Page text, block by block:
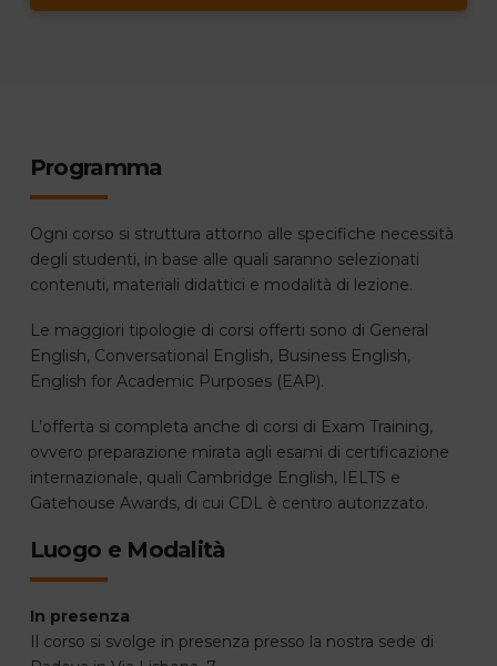
Programma
Ogni corso si struttura attorno alle specifiche necessità
degli studenti, in base alle quali saranno selezionati
contenuti, materiali didattici e modalità di lezione.
Le maggiori tipologie di corsi offerti sono di General
English, Conversational English, Business English,
English for Academic Purposes (EAP).
L’offerta si completa anche di corsi di Exam Training,
ovvero preparazione mirata agli esami di certificazione
internazionale, quali Cambridge English, IELTS e
Gatehouse Awards, di cui CDL è centro autorizzato.
Luogo e Modalità
In presenza
Il corso si svolge in presenza presso la nostra sede di